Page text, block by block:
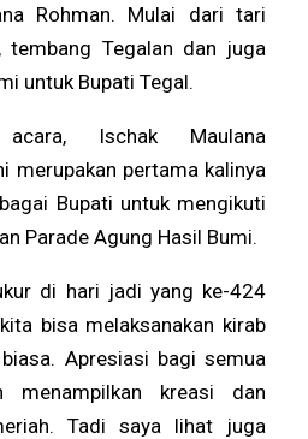
Rohman. Mulai dari tari
tembang Tegalan dan juga
untuk Bupati Tegal.
Ischak Maulana
merupakan pertama kalinya
Bupati untuk mengikuti
Parade Agung Hasil Bumi.
di hari jadi yang ke-424
bisa melaksanakan kirab
Apresiasi bagi semua
menampilkan kreasi dan
Tadi saya lihat juga